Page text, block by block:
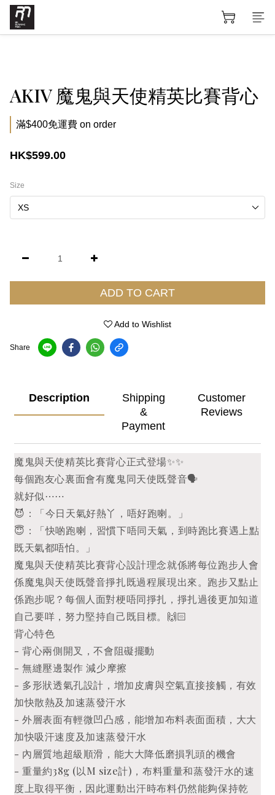
AKIV 魔鬼與天使精英比賽背心
滿$400免運費 on order
HK$599.00
Size
ADD TO CART
Add to Wishlist
Share
Description
Shipping
&
Payment
Customer
Reviews
魔鬼與天使精英比賽背心正式登場✨✨
每個跑友心裏面會有魔鬼同天使既聲音🗣️
就好似⋯⋯
😈：「今日天氣好熱丫，唔好跑喇。」
😇：「快啲跑喇，習慣下唔同天氣，到時跑比賽遇上點
既天氣都唔怕。」
魔鬼與天使精英比賽背心設計理念就係將每位跑步人會
係魔鬼與天使既聲音掙扎既過程展現出來。跑步又點止
係跑步呢？每個人面對梗唔同掙扎，掙扎過後更加知道
自己要咩，努力堅持自己既目標。🙌🏻
背心特色
- 背心兩側開叉，不會阻礙擺動
- 無縫壓邊製作 減少摩擦
- 多形狀透氣孔設計，增加皮膚與空氣直接接觸，有效
加快散熱及加速蒸發汗水
- 外層表面有輕微凹凸感，能增加布料表面面積，大大
加快吸汗速度及加速蒸發汗水
- 內層質地超級順滑，能大大降低磨損乳頭的機會
- 重量約38g (以M size計)，布料重量和蒸發汗水的速
度上取得平衡，因此運動出汗時布料仍然能夠保持乾